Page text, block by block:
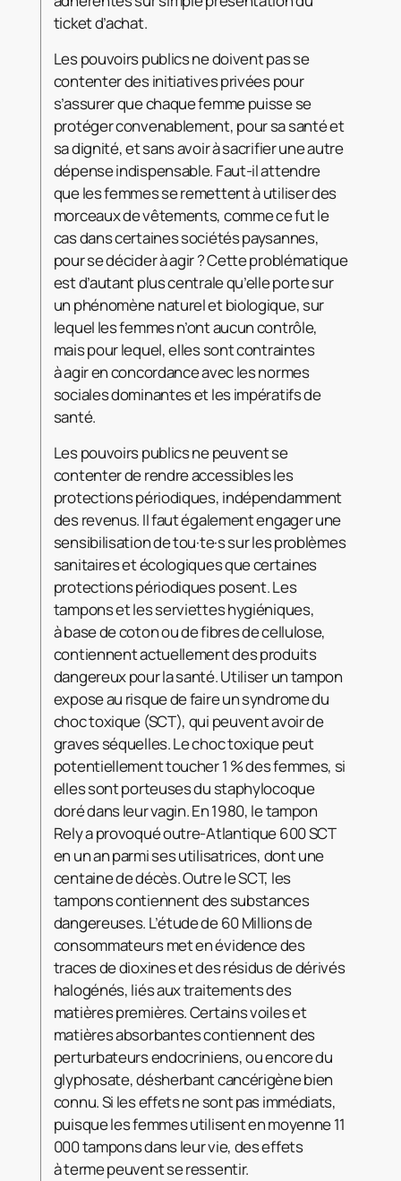
ticket d’achat.
Les pouvoirs publics ne doivent pas se
contenter des initiatives privées pour
s’assurer que chaque femme puisse se
protéger convenablement, pour sa santé et
sa dignité, et sans avoir à sacrifier une autre
dépense indispensable. Faut-il attendre
que les femmes se remettent à utiliser des
morceaux de vêtements, comme ce fut le
cas dans certaines sociétés paysannes,
pour se décider à agir ? Cette problématique
est d’autant plus centrale qu’elle porte sur
un phénomène naturel et biologique, sur
lequel les femmes n’ont aucun contrôle,
mais pour lequel, elles sont contraintes
à agir en concordance avec les normes
sociales dominantes et les impératifs de
santé.
Les pouvoirs publics ne peuvent se
contenter de rendre accessibles les
protections périodiques, indépendamment
des revenus. Il faut également engager une
sensibilisation de tou·te·s sur les problèmes
sanitaires et écologiques que certaines
protections périodiques posent. Les
tampons et les serviettes hygiéniques,
à base de coton ou de fibres de cellulose,
contiennent actuellement des produits
dangereux pour la santé. Utiliser un tampon
expose au risque de faire un syndrome du
choc toxique (SCT), qui peuvent avoir de
graves séquelles. Le choc toxique peut
potentiellement toucher 1 % des femmes, si
elles sont porteuses du staphylocoque
doré dans leur vagin. En 1980, le tampon
Rely a provoqué outre-Atlantique 600 SCT
en un an parmi ses utilisatrices, dont une
centaine de décès. Outre le SCT, les
tampons contiennent des substances
dangereuses. L’étude de 60 Millions de
consommateurs met en évidence des
traces de dioxines et des résidus de dérivés
halogénés, liés aux traitements des
matières premières. Certains voiles et
matières absorbantes contiennent des
perturbateurs endocriniens, ou encore du
glyphosate, désherbant cancérigène bien
connu. Si les effets ne sont pas immédiats,
puisque les femmes utilisent en moyenne 11
000 tampons dans leur vie, des effets
à terme peuvent se ressentir.